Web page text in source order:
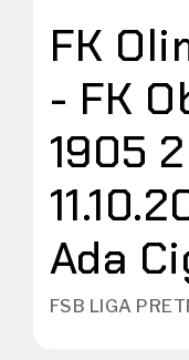
FK
- FK
1905
Ada
FSB LIGA